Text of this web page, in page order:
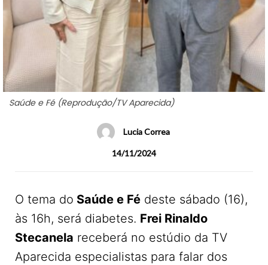
Saúde e Fé (Reprodução/TV Aparecida)
Lucia Correa
14/11/2024
O tema do Saúde e Fé deste sábado (16),
às 16h, será diabetes. Frei Rinaldo
Stecanela receberá no estúdio da TV
Aparecida especialistas para falar dos